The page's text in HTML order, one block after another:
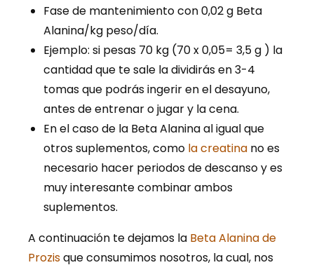
Fase de mantenimiento con 0,02 g Beta
Alanina/kg peso/día.
Ejemplo: si pesas 70 kg (70 x 0,05= 3,5 g ) la
cantidad que te sale la dividirás en 3-4
tomas que podrás ingerir en el desayuno,
antes de entrenar o jugar y la cena.
En el caso de la Beta Alanina al igual que
otros suplementos, como la creatina no es
necesario hacer periodos de descanso y es
muy interesante combinar ambos
suplementos.
A continuación te dejamos la Beta Alanina de
Prozisque consumimos nosotros, la cual, nos